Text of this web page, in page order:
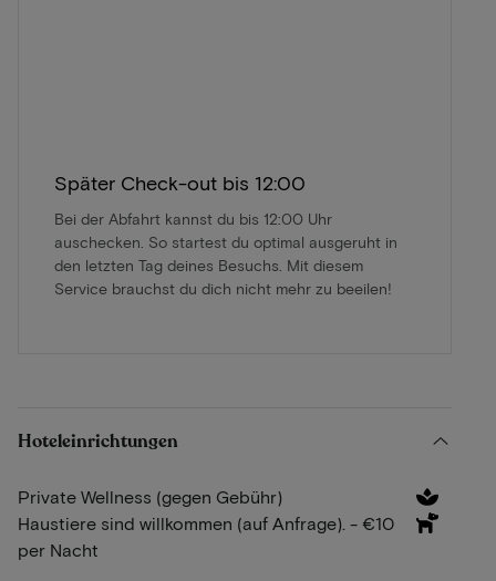
Später Check-out bis 12:00
Bei der Abfahrt kannst du bis 12:00 Uhr
auschecken. So startest du optimal ausgeruht in
den letzten Tag deines Besuchs. Mit diesem
Service brauchst du dich nicht mehr zu beeilen!
Hoteleinrichtungen
Private Wellness (gegen Gebühr)
Haustiere sind willkommen (auf Anfrage). - €10
per Nacht